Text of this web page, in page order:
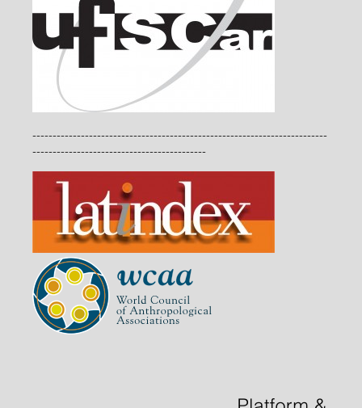
-------------------------------------------------------------------------
-------------------------------------------